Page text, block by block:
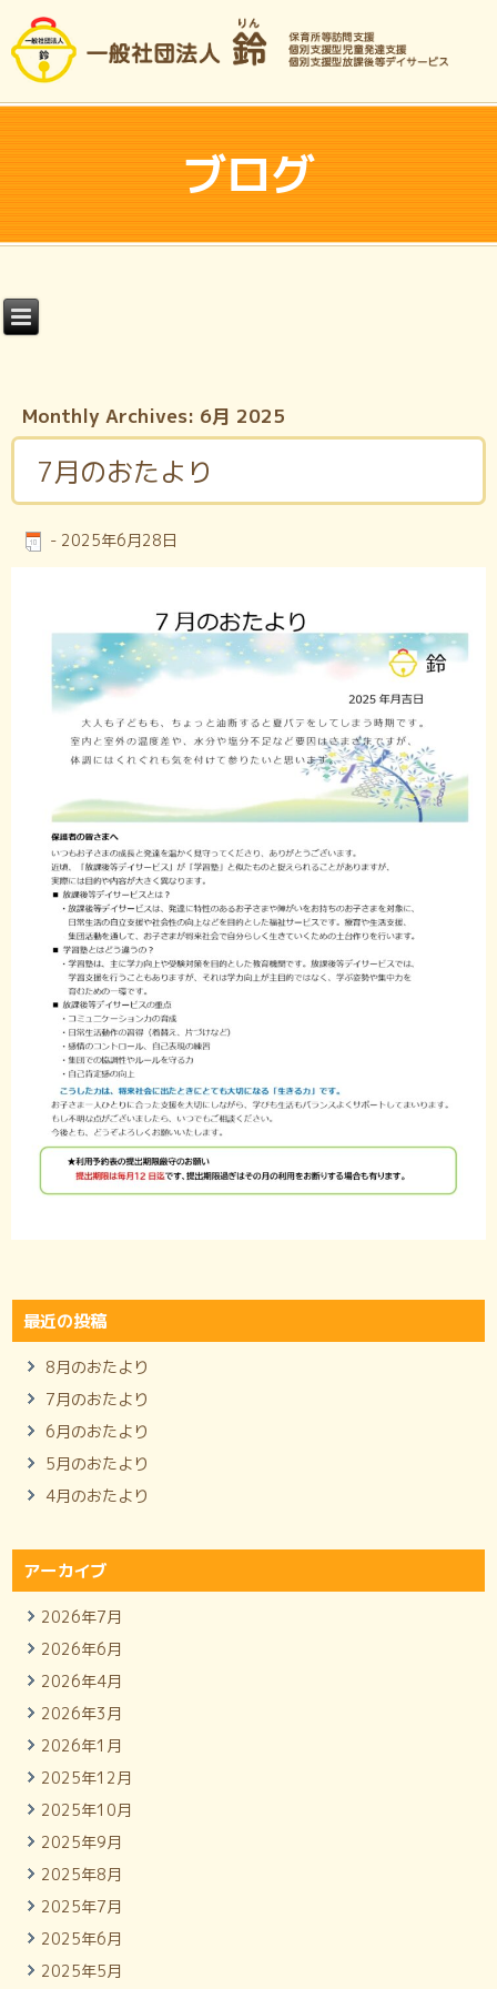
ブログ
Monthly Archives: 6月 2025
7月のおたより
- 2025年6月28日
最近の投稿
8月のおたより
7月のおたより
6月のおたより
5月のおたより
4月のおたより
アーカイブ
2026年7月
2026年6月
2026年4月
2026年3月
2026年1月
2025年12月
2025年10月
2025年9月
2025年8月
2025年7月
2025年6月
2025年5月